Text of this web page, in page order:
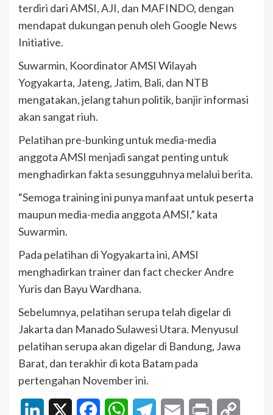
terdiri dari AMSI, AJI, dan MAFINDO, dengan
mendapat dukungan penuh oleh Google News
Initiative.
Suwarmin, Koordinator AMSI Wilayah
Yogyakarta, Jateng, Jatim, Bali, dan NTB
mengatakan, jelang tahun politik, banjir informasi
akan sangat riuh.
Pelatihan pre-bunking untuk media-media
anggota AMSI menjadi sangat penting untuk
menghadirkan fakta sesungguhnya melalui berita.
“Semoga training ini punya manfaat untuk peserta
maupun media-media anggota AMSI,” kata
Suwarmin.
Pada pelatihan di Yogyakarta ini, AMSI
menghadirkan trainer dan fact checker Andre
Yuris dan Bayu Wardhana.
Sebelumnya, pelatihan serupa telah digelar di
Jakarta dan Manado Sulawesi Utara. Menyusul
pelatihan serupa akan digelar di Bandung, Jawa
Barat, dan terakhir di kota Batam pada
pertengahan November ini.
LinkedIn FacebookWhatsAppTelegramEmail Print